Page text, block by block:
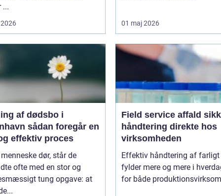
...
01 maj 2026
af dødsbo i
foregår en
effektiv proces
dør, står de
ofte med en stor og
tung opgave: at
Field service affald sikker
håndtering direkte hos
virksomheden
Effektiv håndtering af
fylder mere og mere i
for både